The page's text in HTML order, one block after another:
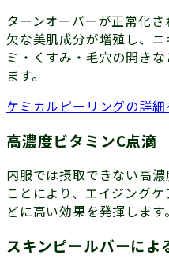
ターンオーバーが正常化
欠な美肌成分が増殖し、
ミ・くすみ・毛穴の開き
ます。
ケミカルピーリングの詳細
高濃度ビタミンC点滴
内服では摂取できない高
ことにより、エイジング
どに高い効果を発揮します。
スキンピールバーによ